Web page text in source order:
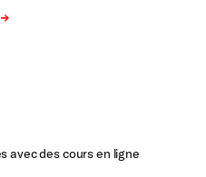
avec des cours en ligne